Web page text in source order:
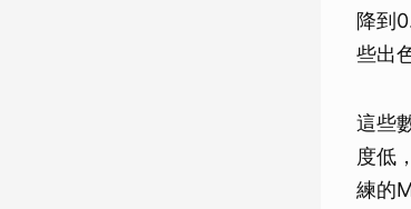
降到
些出
這些
度低
練的